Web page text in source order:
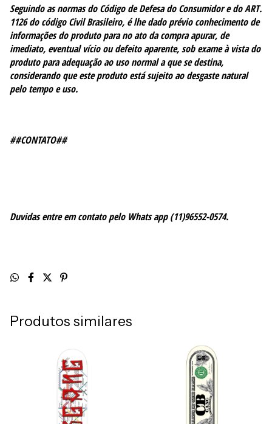
Seguindo as normas do Código de Defesa do Consumidor e do ART.
1126 do código Civil Brasileiro, é lhe dado prévio conhecimento de
informações do produto para no ato da compra apurar, de
imediato, eventual vício ou defeito aparente, sob exame à vista do
produto para adequação ao uso normal a que se destina,
considerando que este produto está sujeito ao desgaste natural
pelo tempo e uso.
##CONTATO##
Duvidas entre em contato pelo Whats app (11)96552-0574.
Produtos similares